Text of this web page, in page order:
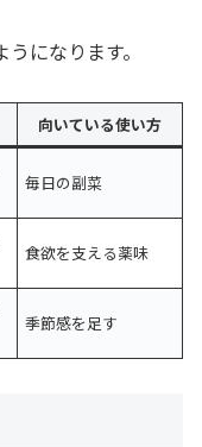
になります。
向いている使い方
毎日の副菜
食欲を支える薬味
季節感を足す